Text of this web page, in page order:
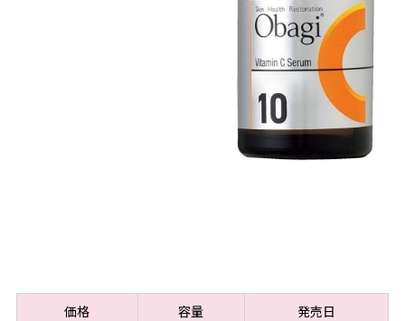
価格 容量
発売日